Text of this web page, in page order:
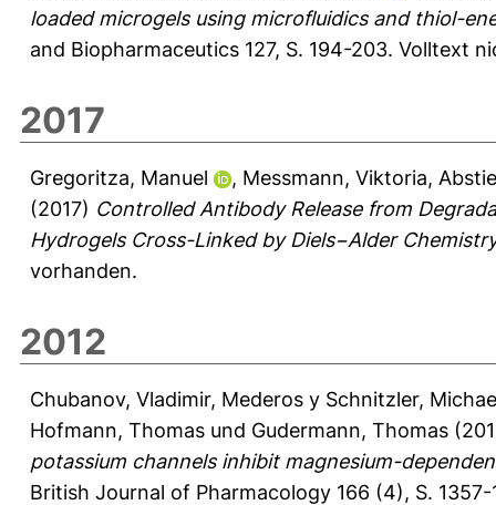
loaded microgels using microfluidics and thiol-​
and Biopharmaceutics 127, S. 194-203. Volltext
2017
Gregoritza, Manuel , Messmann, Viktoria,
(2017) Controlled Antibody Release from
Hydrogels Cross-Linked by Diels−Alder
vorhanden.
2012
Chubanov, Vladimir, Mederos y Schnitzler,
Hofmann, Thomas und Gudermann, Thomas
potassium channels inhibit magnesium-
British Journal of Pharmacology 166 (4), S.